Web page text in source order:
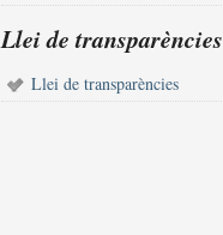
Llei de transparències
Llei de transparències